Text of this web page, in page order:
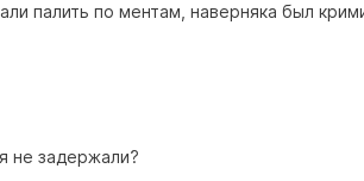
палить по ментам, наверняка был
не задержали?